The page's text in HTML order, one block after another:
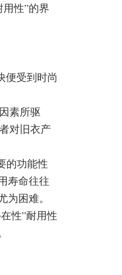
性”的界
便受到时尚
素所驱
对旧衣产
的功能性
寿命往往
困难。
性”耐用性